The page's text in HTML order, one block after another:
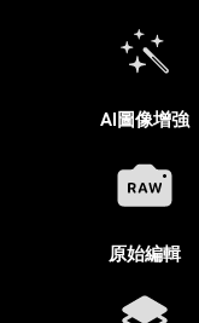
AI圖像增強
原始編輯